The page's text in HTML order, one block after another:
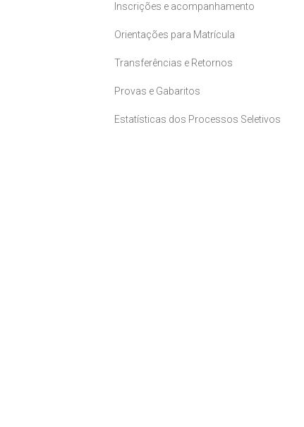
Inscrições e acompanhamento
Orientações para Matrícula
Transferências e Retornos
Provas e Gabaritos
Estatísticas dos Processos Seletivos